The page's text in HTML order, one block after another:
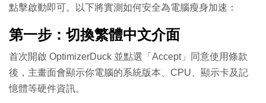
點擊啟動即可。
以下將實測如何安全為電腦瘦身加速：
第一步：切換繁體中文介面
首次開啟 OptimizerDuck 並點選「Accept」同意使用條款
後，主畫面會顯示你電腦的系統版本、CPU、顯示卡及記
憶體等硬件資訊。